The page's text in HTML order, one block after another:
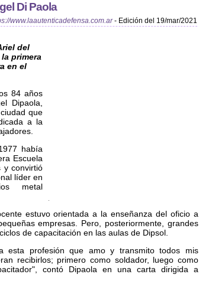
Di Paola
www.laautenticadefensa.com.ar- Edición del 19/mar/2021
del
primera
en el
84 años
Dipaola,
que
a la
había
Escuela
y convirtió
líder en
metal
estuvo orientada a la enseñanza del oficio a
empresas. Pero, posteriormente, grandes
de capacitación en las aulas de Dipsol.
esta profesión que amo y transmito todos mis
recibirlos; primero como soldador, luego como
contó Dipaola en una carta dirigida a